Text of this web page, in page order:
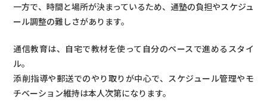
一方で、時間と場所が決まっているため、通塾の負担やスケジュ
ール調整の難しさがあります。
通信教育は、自宅で教材を使って自分のペースで進めるスタイ
ル。
添削指導や郵送でのやり取りが中心で、スケジュール管理やモ
チベーション維持は本人次第になります。